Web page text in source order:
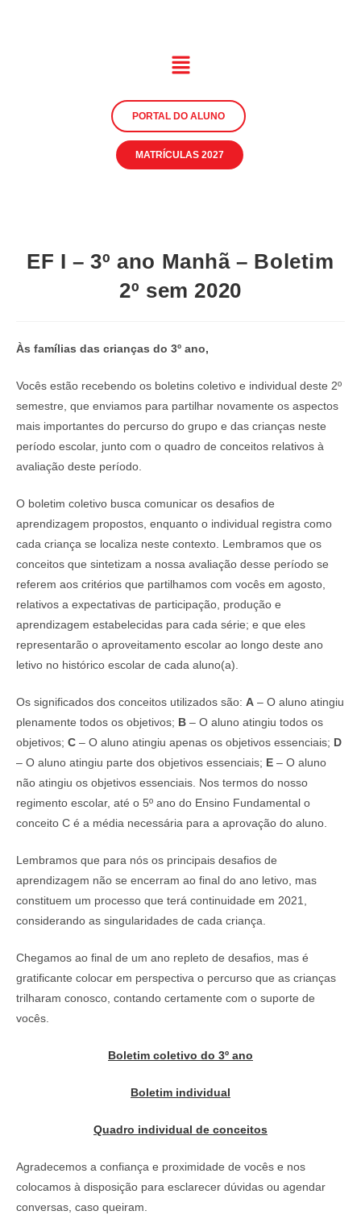
PORTAL DO ALUNO
MATRÍCULAS 2027
EF I – 3º ano Manhã – Boletim
2º sem 2020
Às famílias das crianças do 3º ano,
Vocês estão recebendo os boletins coletivo e individual deste 2º
semestre, que enviamos para partilhar novamente os aspectos
mais importantes do percurso do grupo e das crianças neste
período escolar, junto com o quadro de conceitos relativos à
avaliação deste período.
O boletim coletivo busca comunicar os desafios de
aprendizagem propostos, enquanto o individual registra como
cada criança se localiza neste contexto. Lembramos que os
conceitos que sintetizam a nossa avaliação desse período se
referem aos critérios que partilhamos com vocês em agosto,
relativos a expectativas de participação, produção e
aprendizagem estabelecidas para cada série; e que eles
representarão o aproveitamento escolar ao longo deste ano
letivo no histórico escolar de cada aluno(a).
Os significados dos conceitos utilizados são: A – O aluno atingiu
plenamente todos os objetivos; B – O aluno atingiu todos os
objetivos; C – O aluno atingiu apenas os objetivos essenciais; D
– O aluno atingiu parte dos objetivos essenciais; E – O aluno
não atingiu os objetivos essenciais. Nos termos do nosso
regimento escolar, até o 5º ano do Ensino Fundamental o
conceito C é a média necessária para a aprovação do aluno.
Lembramos que para nós os principais desafios de
aprendizagem não se encerram ao final do ano letivo, mas
constituem um processo que terá continuidade em 2021,
considerando as singularidades de cada criança.
Chegamos ao final de um ano repleto de desafios, mas é
gratificante colocar em perspectiva o percurso que as crianças
trilharam conosco, contando certamente com o suporte de
vocês.
Boletim coletivo do 3º ano
Boletim individual
Quadro individual de conceitos
Agradecemos a confiança e proximidade de vocês e nos
colocamos à disposição para esclarecer dúvidas ou agendar
conversas, caso queiram.